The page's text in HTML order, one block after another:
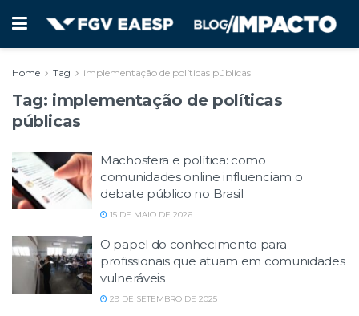
Home Tag implementação de políticas públicas
Tag: implementação de políticas
públicas
Machosfera e política: como
comunidades online influenciam o
debate público no Brasil
15 DE MAIO DE 2026
O papel do conhecimento para
profissionais que atuam em comunidades
vulneráveis
29 DE SETEMBRO DE 2025